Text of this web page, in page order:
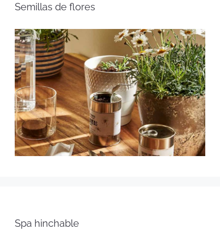
Semillas de flores
Spa hinchable